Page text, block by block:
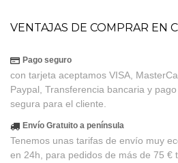
VENTAJAS DE COMPRAR EN
Pago seguro
con tarjeta aceptamos VISA,
Paypal, Transferencia bancaria y
segura para el cliente.
Envío Gratuito a península
Tenemos unas tarifas de envío muy
en 24h, para pedidos de más de 75 €